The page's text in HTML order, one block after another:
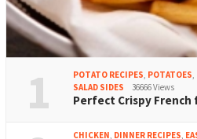
1 POTATO RECIPES POTATOES
SALAD SIDES
36666 Views
Perfect Crispy French
CHICKEN DINNER RECIPES